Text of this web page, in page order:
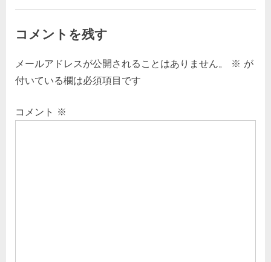
コメントを残す
メールアドレスが公開されることはありません。 ※ が
付いている欄は必須項目です
コメント ※